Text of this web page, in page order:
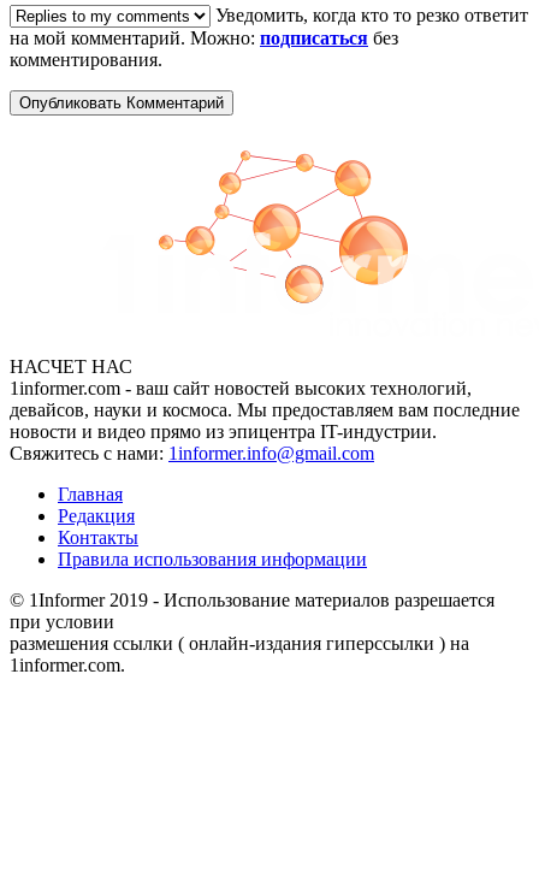
Уведомить, когда кто то резко ответит
на мой комментарий. Можно: подписаться без
комментирования.
НАСЧЕТ НАС
1informer.com - ваш сайт новостей высоких технологий,
девайсов, науки и космоса. Мы предоставляем вам последние
новости и видео прямо из эпицентра IT-индустрии.
Свяжитесь с нами: 1informer.info@gmail.com
Главная
Редакция
Контакты
Правила использования информации
© 1Informer 2019 - Использование материалов разрешается
при условии
размешения ссылки ( онлайн-издания гиперссылки ) на
1informer.com.